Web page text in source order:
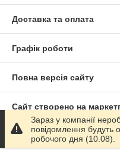
Доставка та оплата
Графік роботи
Повна версія сайту
Сайт створено на
Політика конфіденційності
Зараз у компанії
повідомлення будуть
робочого дня (10.08).